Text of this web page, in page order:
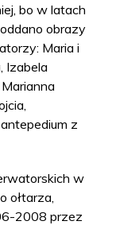
bo w latach
obrazy
Maria i
Izabela
z
w
ołtarza,
2008 przez